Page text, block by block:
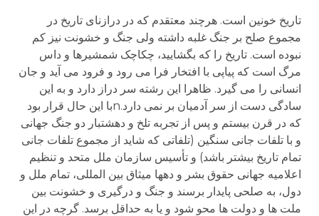
تاریخ خونین است. هرچند معتقدم که در درازنای تاریخ در
مجموع صلح بر جنگ غلبه داشته ولی جنگ و خشونت نیز کم
نبوده است. تاریخ را که بگشایید، چکاچک شمشیرها و داس
مرگ است که پیاپی با افتخار فرا می رود و فرود می آید و جان
انسانی را می گیرد. ظاهرا این رشته سر دراز دارد و به این
سادگی دست از سر آدمیان بر نمی دارد.nبا این حال قرار بود
که در قرن بیستم و پس از تجربه تلخ و دهشتبار دو جنگ جهانی
و با تلفات جانی سنگین (تلفاتی که شاید از مجموع تلفات جانی
تمام تاریخ بیشتر باشد) و تأسیس سازمان ملل متحد و تنظیم
اعلامیه جهانی حقوق بشر و دهها میثاق بین المللی، تمام ملل و
دول، به صلحی پایدار برسند و جنگ و درگیری و خشونت بین
ملت ها و دولت ها محو شود و یا به حداقل برسد. گرچه در این